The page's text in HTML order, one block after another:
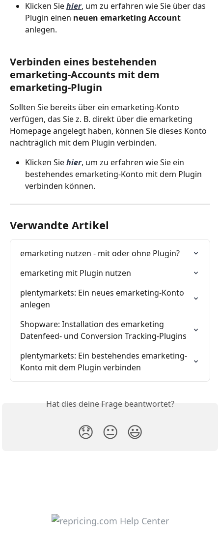
Klicken Sie hier, um zu erfahren wie Sie über das
Plugin einen neuen emarketing Account
anlegen.
Verbinden eines bestehenden
emarketing-Accounts mit dem
emarketing-Plugin
Sollten Sie bereits über ein emarketing-Konto
verfügen, das Sie z. B. direkt über die emarketing
Homepage angelegt haben, können Sie dieses Konto
nachträglich mit dem Plugin verbinden.
Klicken Sie hier, um zu erfahren wie Sie ein
bestehendes emarketing-Konto mit dem Plugin
verbinden können.
Verwandte Artikel
emarketing nutzen - mit oder ohne Plugin?
emarketing mit Plugin nutzen
plentymarkets: Ein neues emarketing-Konto
anlegen
Shopware: Installation des emarketing
Datenfeed- und Conversion Tracking-Plugins
plentymarkets: Ein bestehendes emarketing-
Konto mit dem Plugin verbinden
Hat dies deine Frage beantwortet?
😞 😐 😃